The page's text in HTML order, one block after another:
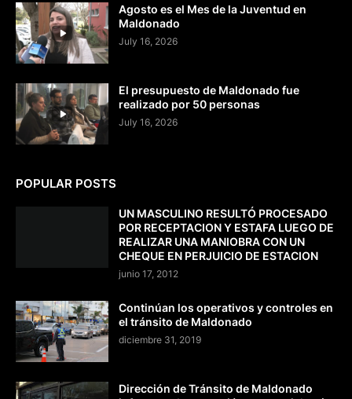
Agosto es el Mes de la Juventud en
Maldonado
July 16, 2026
El presupuesto de Maldonado fue
realizado por 50 personas
July 16, 2026
POPULAR POSTS
UN MASCULINO RESULTÓ PROCESADO
POR RECEPTACION Y ESTAFA LUEGO DE
REALIZAR UNA MANIOBRA CON UN
CHEQUE EN PERJUICIO DE ESTACION
junio 17, 2012
Continúan los operativos y controles en
el tránsito de Maldonado
diciembre 31, 2019
Dirección de Tránsito de Maldonado